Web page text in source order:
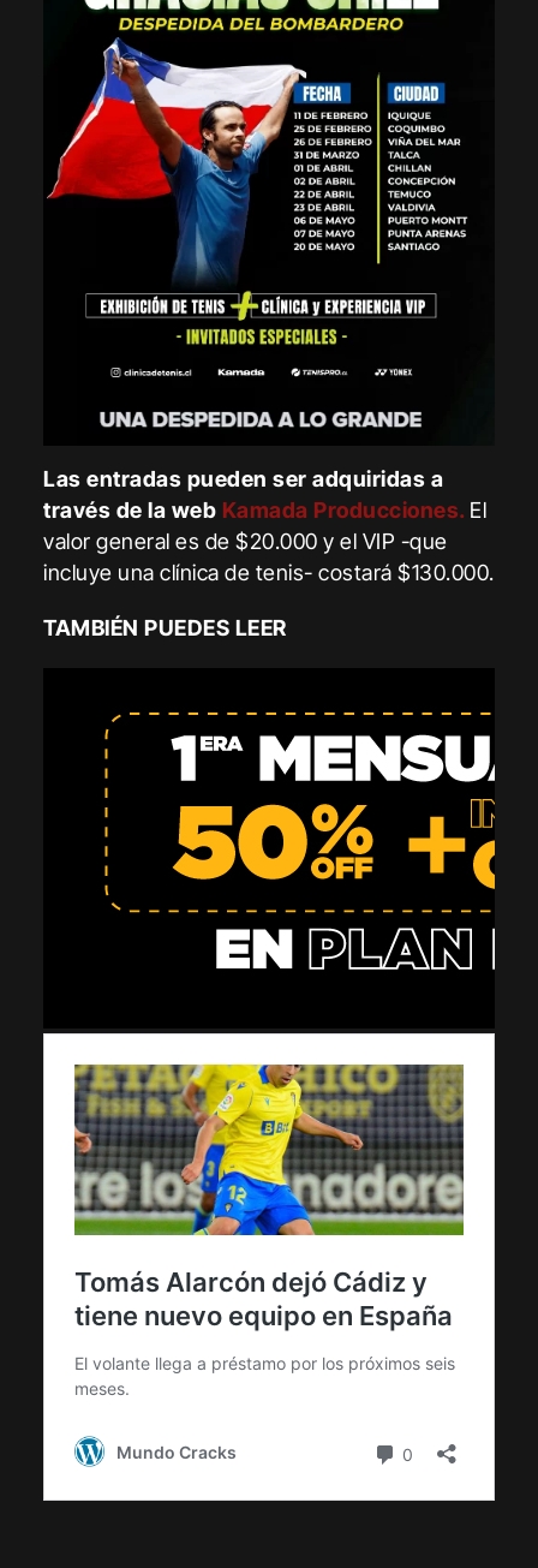
Las entradas pueden ser adquiridas a
través de la web Kamada Producciones. El
valor general es de $20.000 y el VIP -que
incluye una clínica de tenis- costará $130.000.
TAMBIÉN PUEDES LEER